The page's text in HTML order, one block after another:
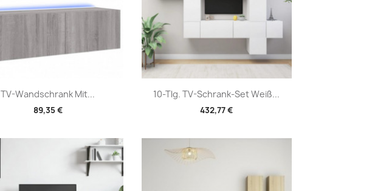
TV-Wandschrank Mit...
89,35 €
Vorschau 10-Tlg. TV-Schrank-Set Weiß...
432,77 €
Vorschau